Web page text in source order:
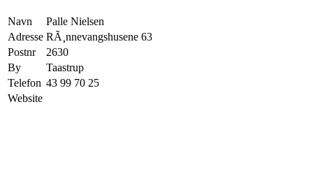
Navn
Palle Nielsen
Adresse RÃ¸nnevangshusene 63
Postnr
2630
By
Taastrup
Telefon 43 99 70 25
Website